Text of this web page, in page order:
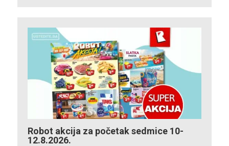
Robot akcija za početak sedmice 10-
12.8.2026.